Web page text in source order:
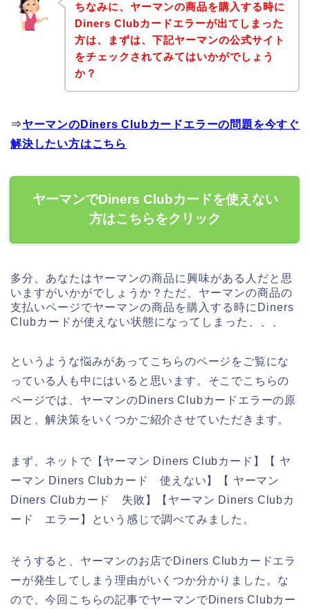
ちなみに、ヤーマンの商品を購入する時に
Diners Clubカードエラーが出てしまった
方は、まずは、下記ヤーマンの公式サイト
をチェックされてみてはいかがでしょう
か？
⇒ヤーマンのDiners Clubカードエラーの問題を今すぐ
解決したい方はこちら
ヤーマンでDiners Clubカードを使えない
方はこちらをクリック
多分、あなたはヤーマンの商品に興味がある人だと思
いますがいかがでしょうか？ただ、ヤーマンの商品の
支払いページでヤーマンの商品を購入する時にDiners
Clubカードが使えない状態になってしまった、、、
というような悩みがあってこちらのページをご覧にな
っている人も中にはいると思います。そこでこちらの
ページでは、ヤーマンのDiners Clubカードエラーの原
因と、解決策をいくつかご紹介させていただきます。
まず、ネットで【ヤーマン Diners Clubカード】【 ヤ
ーマン Diners Clubカード 使えない】【 ヤーマン
Diners Clubカード 失敗】【ヤーマン Diners Clubカ
ード エラー】という感じで調べてみました。
そうすると、ヤーマンのお店でDiners Clubカードエラ
ーが発生してしまう理由がいくつか分かりました。な
ので、今回こちらの記事でヤーマンでDiners Clubカー